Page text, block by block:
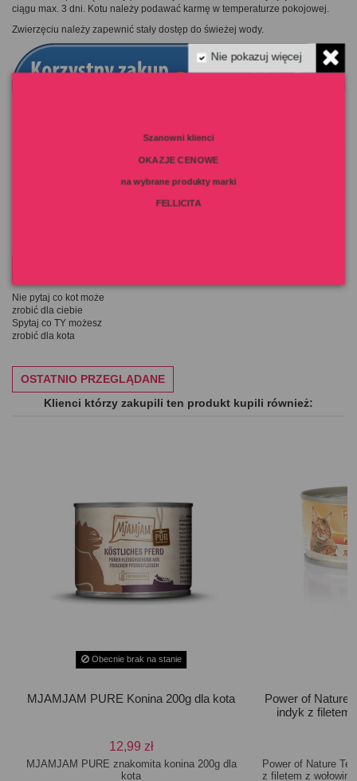
ciągu max. 3 dni. Kotu należy podawać karmę w temperaturze pokojowej.
Zwierzęciu należy zapewnić stały dostęp do świeżej wody.
Nie pytaj co kot może
zrobić dla ciebie
Spytaj co TY możesz
zrobić dla kota
OSTATNIO PRZEGLĄDANE
Klienci którzy zakupili ten produkt kupili również:
Obecnie brak na stanie
MJAMJAM PURE Konina 200g dla kota
12,99 zł
MJAMJAM PURE znakomita konina 200g dla
kota
Power of Nature
indyk z filetem
Power of Nature
z filetem z
Nie pokazuj więcej
Szanowni klienci
OKAZJE CENOWE
na wybrane produkty marki
FELLICITA